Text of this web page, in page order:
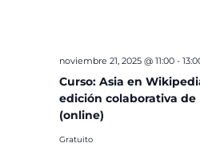
Curso: Asia en
edición colaborativa
(online)
noviembre 21, 2025 @ 11:00-
Gratuito